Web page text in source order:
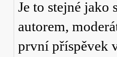
Je to stejné jako
autorem,
první příspěvek